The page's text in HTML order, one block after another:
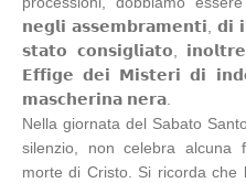
𝗻𝗲𝗴𝗹𝗶 𝗮𝘀𝘀𝗲𝗺𝗯𝗿𝗮𝗺𝗲𝗻𝘁𝗶, 𝗱𝗶
𝘀𝘁𝗮𝘁𝗼 𝗰𝗼𝗻𝘀𝗶𝗴𝗹𝗶𝗮𝘁𝗼,
𝗘𝗳𝗳𝗶𝗴𝗲 𝗱𝗲𝗶 𝗠𝗶𝘀𝘁𝗲𝗿𝗶 𝗱𝗶
𝗺𝗮𝘀𝗰𝗵𝗲𝗿𝗶𝗻𝗮 𝗻𝗲𝗿𝗮.
Nella giornata del Sabato
silenzio, non celebra alcuna
morte di Cristo. Si ricorda che